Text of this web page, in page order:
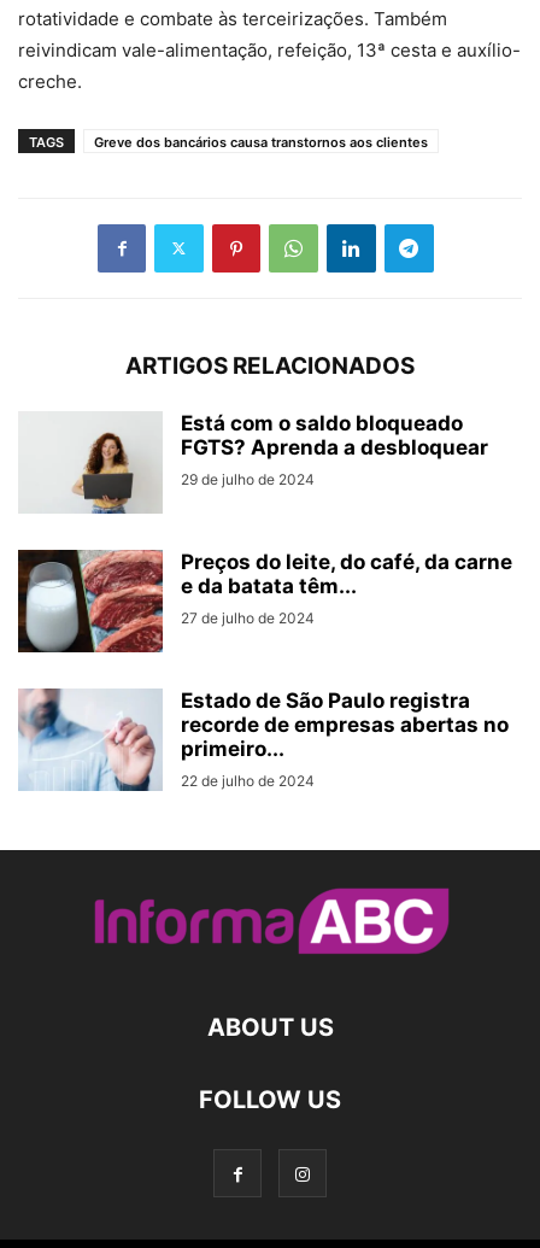
rotatividade e combate às terceirizações. Também
reivindicam vale-alimentação, refeição, 13ª cesta e auxílio-
creche.
TAGS Greve dos bancários causa transtornos aos clientes
ARTIGOS RELACIONADOS
Está com o saldo bloqueado
FGTS? Aprenda a desbloquear
29 de julho de 2024
Preços do leite, do café, da carne
e da batata têm...
27 de julho de 2024
Estado de São Paulo registra
recorde de empresas abertas no
primeiro...
22 de julho de 2024
ABOUT US
FOLLOW US